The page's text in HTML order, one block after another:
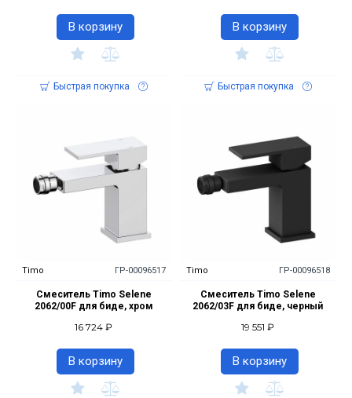
В корзину
Быстрая покупка
В корзину
Быстрая покупка
Timo ГР-00096517
Смеситель Timo Selene
2062/00F для биде, хром
16 724 ₽
В корзину
Timo ГР-00096518
Смеситель Timo Selene
2062/03F для биде, черный
19 551 ₽
В корзину